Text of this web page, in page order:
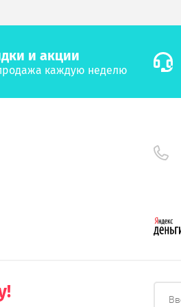
и акции
каждую неделю